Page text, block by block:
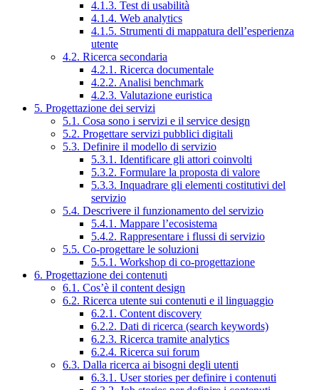
4.1.3. Test di usabilità
4.1.4. Web analytics
4.1.5. Strumenti di mappatura dell’esperienza
utente
4.2. Ricerca secondaria
4.2.1. Ricerca documentale
4.2.2. Analisi benchmark
4.2.3. Valutazione euristica
5. Progettazione dei servizi
5.1. Cosa sono i servizi e il service design
5.2. Progettare servizi pubblici digitali
5.3. Definire il modello di servizio
5.3.1. Identificare gli attori coinvolti
5.3.2. Formulare la proposta di valore
5.3.3. Inquadrare gli elementi costitutivi del
servizio
5.4. Descrivere il funzionamento del servizio
5.4.1. Mappare l’ecosistema
5.4.2. Rappresentare i flussi di servizio
5.5. Co-progettare le soluzioni
5.5.1. Workshop di co-progettazione
6. Progettazione dei contenuti
6.1. Cos’è il content design
6.2. Ricerca utente sui contenuti e il linguaggio
6.2.1. Content discovery
6.2.2. Dati di ricerca (search keywords)
6.2.3. Ricerca tramite analytics
6.2.4. Ricerca sui forum
6.3. Dalla ricerca ai bisogni degli utenti
6.3.1. User stories per definire i contenuti